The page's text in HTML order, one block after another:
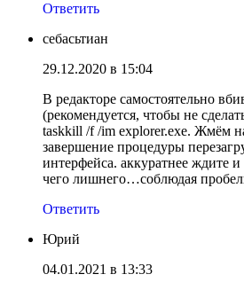
Ответить
себасьтиан
29.12.2020 в 15:04
В редакторе самостоятельно
(рекомендуется, чтобы не
taskkill /f /im explorer.exe. Жмём
завершение процедуры
интерфейса. аккуратнее ждите
чего лишнего…соблюдая
Ответить
Юрий
04.01.2021 в 13:33